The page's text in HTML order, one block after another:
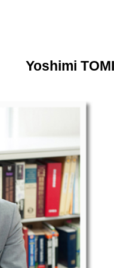
Yoshimi